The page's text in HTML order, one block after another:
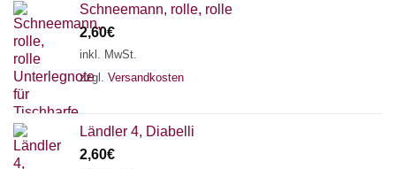
Schneemann, rolle, rolle
2,60€
inkl. MwSt.
zzgl. Versandkosten
Ländler 4, Diabelli
2,60€